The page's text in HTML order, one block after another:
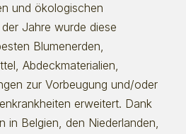
und ökologischen
Jahre wurde diese
Blumenerden,
Abdeckmaterialien,
zur Vorbeugung und/oder
erweitert. Dank
in Belgien, den Niederlanden,